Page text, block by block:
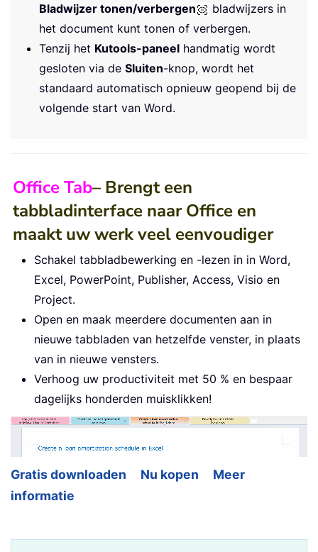
Bladwijzer tonen/verbergen
bladwijzers in
het document kunt tonen of verbergen.
Tenzij het Kutools-paneel handmatig wordt
gesloten via de Sluiten-knop, wordt het
standaard automatisch opnieuw geopend bij de
volgende start van Word.
Office Tab– Brengt een
tabbladinterface naar Office en
maakt uw werk veel eenvoudiger
Schakel tabbladbewerking en -lezen in in Word,
Excel, PowerPoint, Publisher, Access, Visio en
Project.
Open en maak meerdere documenten aan in
nieuwe tabbladen van hetzelfde venster, in plaats
van in nieuwe vensters.
Verhoog uw productiviteit met 50 % en bespaar
dagelijks honderden muisklikken!
Gratis downloaden Nu kopen
Meer
informatie